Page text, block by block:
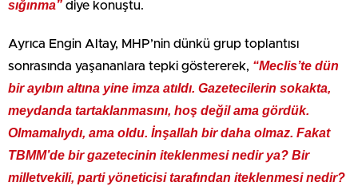
sığınma” diye konuştu.
Ayrıca Engin Altay, MHP’nin dünkü grup toplantısı
sonrasında yaşananlara tepki göstererek, “Meclis’te dün
bir ayıbın altına yine imza atıldı. Gazetecilerin sokakta,
meydanda tartaklanmasını, hoş değil ama gördük.
Olmamalıydı, ama oldu. İnşallah bir daha olmaz. Fakat
TBMM’de bir gazetecinin iteklenmesi nedir ya? Bir
milletvekili, parti yöneticisi tarafından iteklenmesi nedir?